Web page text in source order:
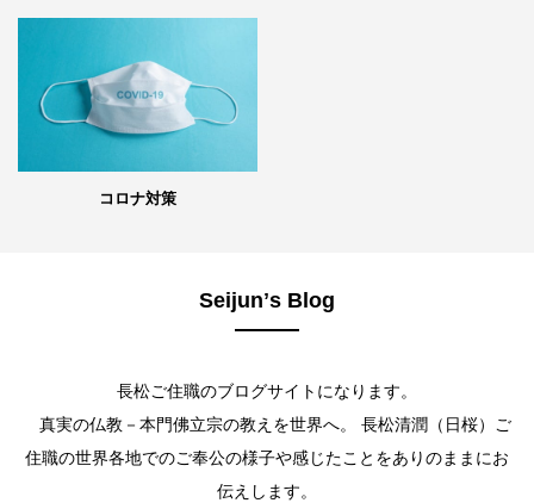
コロナ対策
Seijunʼs Blog
長松ご住職のブログサイトになります。
真実の仏教－本門佛立宗の教えを世界へ。 長松清潤（日桜）ご
住職の世界各地でのご奉公の様子や感じたことをありのままにお
伝えします。